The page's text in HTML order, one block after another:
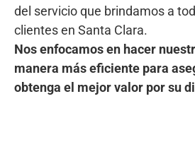
del servicio que brindamos a
clientes en Santa Clara.
Nos enfocamos en hacer
manera más eficiente para
obtenga el mejor valor por su